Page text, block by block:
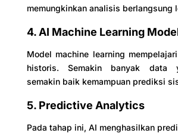
memungkinkan analisis berlangsung
4. AI Machine Learning
Model machine learning
historis. Semakin banyak data
semakin baik kemampuan prediksi
5. Predictive Analytics
Pada tahap ini, AI menghasilkan